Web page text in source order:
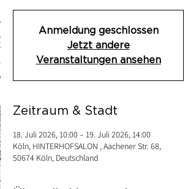
Anmeldung geschlossen
Jetzt andere
Veranstaltungen ansehen
Zeitraum & Stadt
18. Juli 2026, 10:00 – 19. Juli 2026, 14:00
Köln, HINTERHOFSALON , Aachener Str. 68,
50674 Köln, Deutschland